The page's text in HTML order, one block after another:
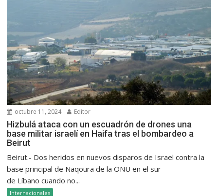
octubre 11, 2024 Editor
Hizbulá ataca con un escuadrón de drones una
base militar israelí en Haifa tras el bombardeo a
Beirut
Beirut.- Dos heridos en nuevos disparos de Israel contra la
base principal de Naqoura de la ONU en el sur
de Líbano cuando no...
Internacionales